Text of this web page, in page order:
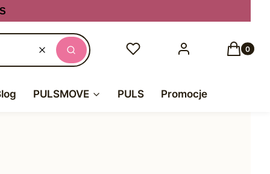
WyczyśćSzukaj
Ulubione Zaloguj się Koszyk
PULSMOVE PULS Promocje